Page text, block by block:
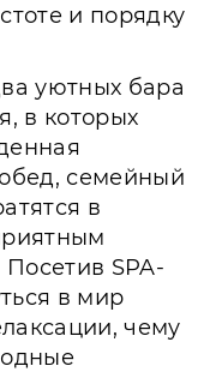
и порядку
уютных бара
в которых
семейный
в
SPA-
в мир
чему